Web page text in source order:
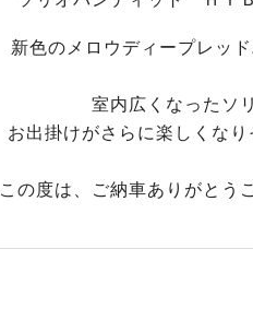
新色のメロウディープレッ
室内広くなったソ
お出掛けがさらに楽しくなり
この度は、ご納車ありがとう